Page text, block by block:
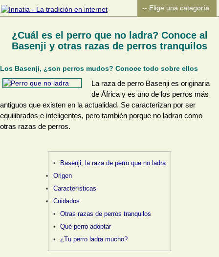
¿Cuál es el perro que no ladra? Conoce al
Basenji y otras razas de perros tranquilos
Los Basenji, ¿son perros mudos? Conoce todo sobre ellos
La raza de perro Basenji es originaria
de África y es uno de los perros más
antiguos que existen en la actualidad. Se caracterizan por ser
equilibrados e inteligentes, pero también porque no ladran como
otras razas de perros.
Basenji, la raza de perro que no ladra
Origen
Características
Cuidados
Otras razas de perros tranquilos
Qué perro adoptar
¿Tu perro ladra mucho?